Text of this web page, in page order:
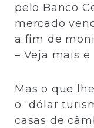
pelo Banco
mercado
a fim de
– Veja mais
Mas o que
o “dólar
casas de